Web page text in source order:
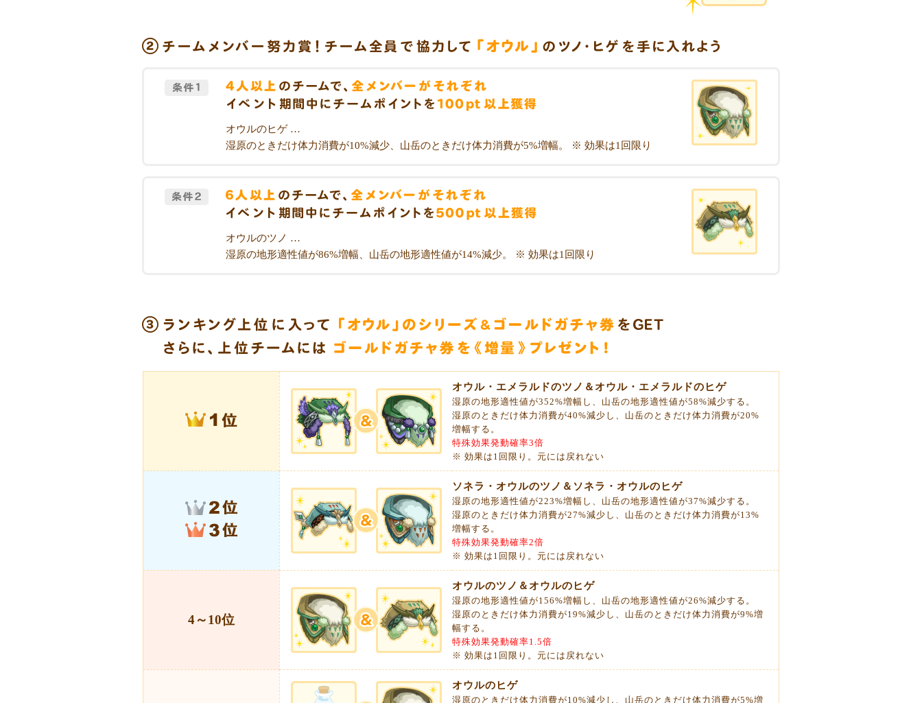
オウルのヒゲ …
湿原のときだけ体力消費が10%減少、山岳のときだけ体力消費が5%増幅。 ※ 効果は1回限り
オウルのツノ …
湿原の地形適性値が86%増幅、山岳の地形適性値が14%減少。 ※ 効果は1回限り
オウル・エメラルドのツノ＆オウル・エメラルドのヒゲ
湿原の地形適性値が352%増幅し、山岳の地形適性値が58%減少する。
湿原のときだけ体力消費が40%減少し、山岳のときだけ体力消費が20%
増幅する。
特殊効果発動確率3倍
※ 効果は1回限り。元には戻れない
ソネラ・オウルのツノ＆ソネラ・オウルのヒゲ
湿原の地形適性値が223%増幅し、山岳の地形適性値が37%減少する。
湿原のときだけ体力消費が27%減少し、山岳のときだけ体力消費が13%
増幅する。
特殊効果発動確率2倍
※ 効果は1回限り。元には戻れない
4～10位
オウルのツノ＆オウルのヒゲ
湿原の地形適性値が156%増幅し、山岳の地形適性値が26%減少する。
湿原のときだけ体力消費が19%減少し、山岳のときだけ体力消費が9%増
幅する。
特殊効果発動確率1.5倍
※ 効果は1回限り。元には戻れない
オウルのヒゲ
湿原のときだけ体力消費が10%減少し、山岳のときだけ体力消費が5%増